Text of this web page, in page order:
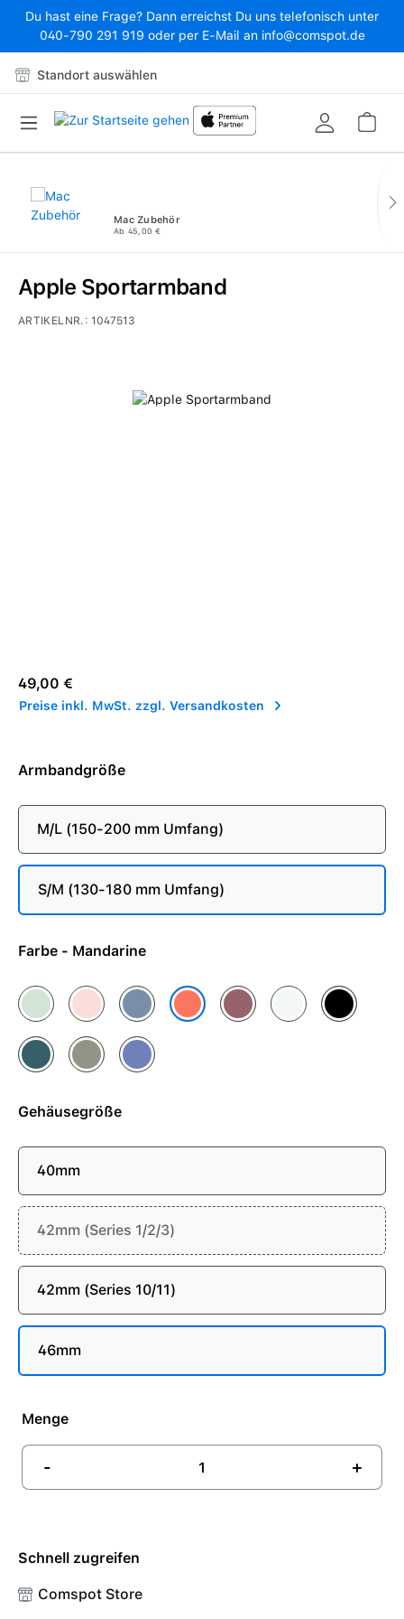
Zum Hauptinhalt springen
Du hast eine Frage? Dann erreichst Du uns telefonisch unter
040-790 291 919 oder per E-Mail an info@comspot.de
Standort auswählen
Mac Zubehör
Ab 45,00 €
Bildergalerie überspringen
Apple Sportarmband
ARTIKELNR.:1047513
Regulärer Preis:
49,00 €
Preise inkl. MwSt. zzgl. Versandkosten
Armbandgröße
M/L (150-200 mm Umfang)
S/M (130-180 mm Umfang)
Farbe - Mandarine
AquamarinBlassrosaDenim MandarinePflaumePolarsternSchwarz
SeegrünSteingrauVeilchen
Gehäusegröße
40mm
42mm (Series 1/2/3)
42mm (Series 10/11)
46mm
Menge
- +
Schnell zugreifen
Comspot Store